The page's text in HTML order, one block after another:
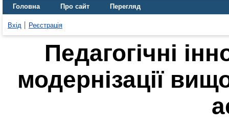
Головна Про сайт Перегляд
Вхід Реєстрація
Педагогічні
модернізації